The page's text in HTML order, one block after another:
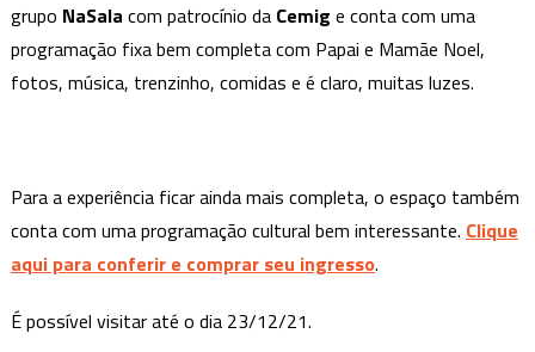
grupo NaSala com patrocínio da Cemig e conta com uma
programação fixa bem completa com Papai e Mamãe Noel,
fotos, música, trenzinho, comidas e é claro, muitas luzes.
Para a experiência ficar ainda mais completa, o espaço também
conta com uma programação cultural bem interessante. Clique
aqui para conferir e comprar seu ingresso.
É possível visitar até o dia 23/12/21.